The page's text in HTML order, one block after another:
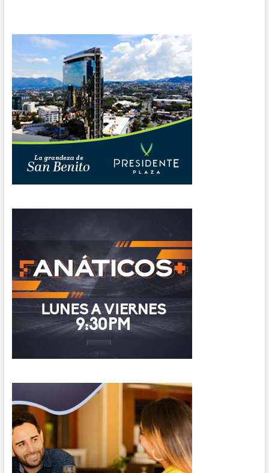
Naciones